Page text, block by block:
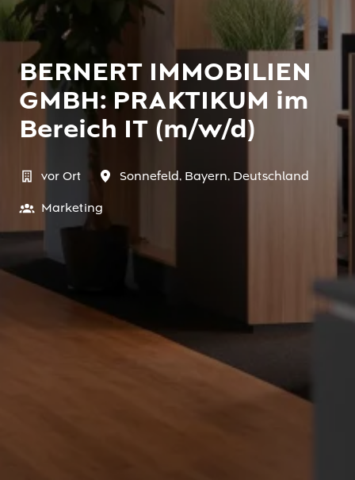
BERNERT IMMOBILIEN
GMBH: PRAKTIKUM im
Bereich IT (m/w/d)
vor Ort Sonnefeld, Bayern, Deutschland
Marketing